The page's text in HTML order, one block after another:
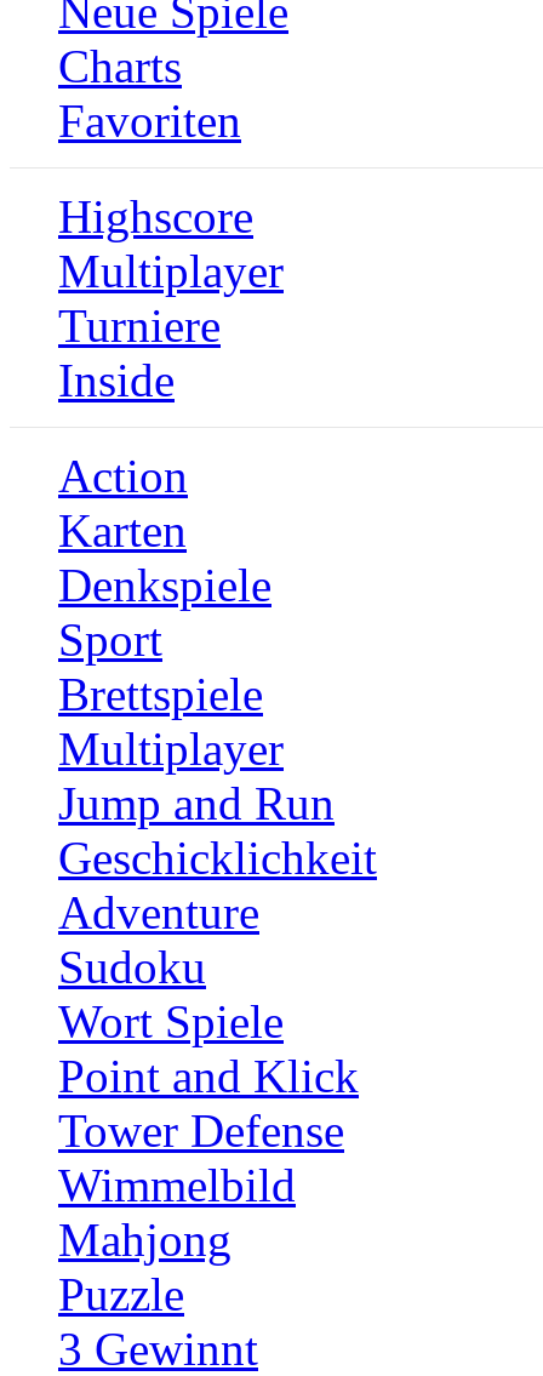
Neue Spiele
Charts
Favoriten
Highscore
Multiplayer
Turniere
Inside
Action
Karten
Denkspiele
Sport
Brettspiele
Multiplayer
Jump and Run
Geschicklichkeit
Adventure
Sudoku
Wort Spiele
Point and Klick
Tower Defense
Wimmelbild
Mahjong
Puzzle
3 Gewinnt